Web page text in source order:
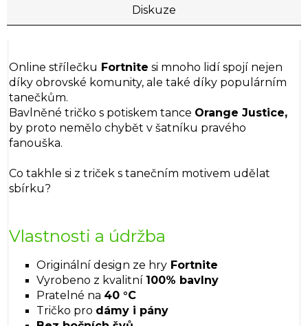
Diskuze
Online střílečku Fortnite si mnoho lidí spojí nejen
díky obrovské komunity, ale také díky populárním
tanečkům.
Bavlněné tričko s potiskem tance Orange Justice,
by proto nemělo chybět v šatníku pravého
fanouška.
Co takhle si z triček s tanečním motivem udělat
sbírku?
Vlastnosti a údržba
Originální design ze hry Fortnite
Vyrobeno z kvalitní 100% bavlny
Pratelné na 40 °C
Tričko pro dámy i pány